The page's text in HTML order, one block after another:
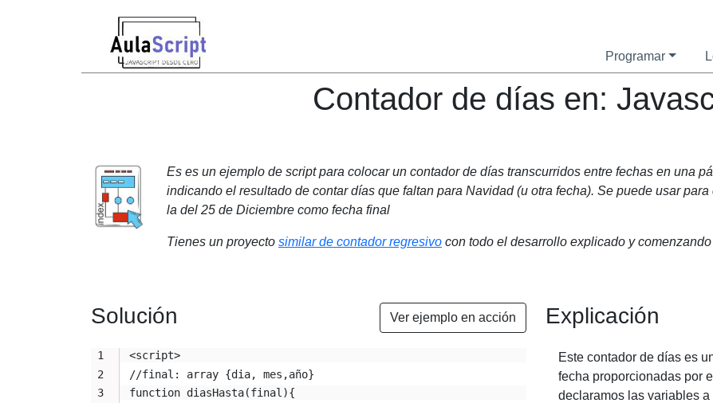
Programar
Contador de días en:
Es es un ejemplo de script para colocar un contador de días transcurridos entre fechas en una
indicando el resultado de contar días que faltan para Navidad (u otra fecha). Se puede usar
la del 25 de Diciembre como fecha final
Tienes un proyecto similar de contador regresivo con todo el desarrollo explicado y
Solución Ver ejemplo en acción
<script>
//final: array {dia, mes,año}
function diasHasta(final){
Explicación
Este contador de días es
fecha proporcionadas por el
declaramos las variables a